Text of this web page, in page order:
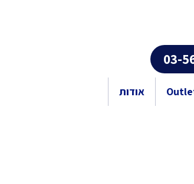
03-
אודות